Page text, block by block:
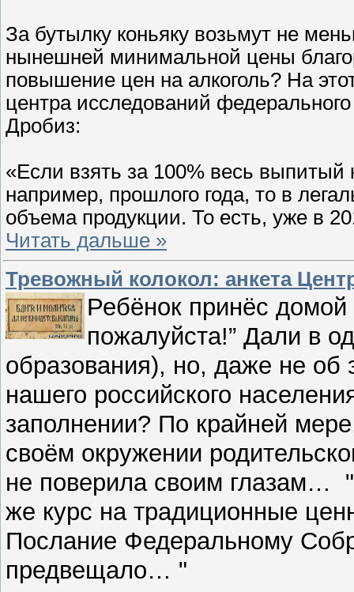
За бутылку коньяку возьмут не
нынешней минимальной цены
повышение цен на алкоголь? На
центра исследований
Дробиз:
«Если взять за 100% весь выпитый
например, прошлого года, то в
объема продукции. То есть, уже в
Читать дальше »
Тревожный колокол: анкета
Ребёнок принёс
пожалуйста!” Дали в
образования), но, даже не об
нашего российского
заполнении? По крайней
своём окружении
не поверила своим глазам…
же курс на традиционные
Послание Федеральному
предвещало… "